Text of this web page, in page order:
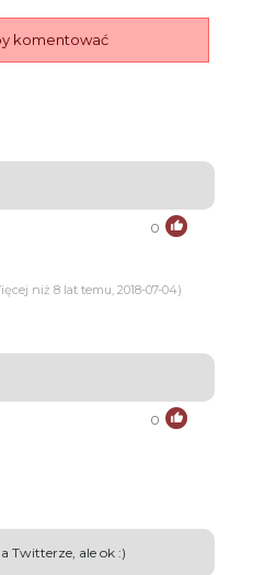
komentować
0
niż 8 lat temu, 2018-07-04)
0
Twitterze, ale ok :)